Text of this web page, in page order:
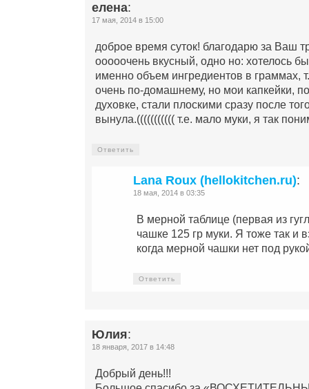
елена:
17 мая, 2014 в 15:00
доброе время суток! благодарю за Ваш
ооооочень вкусный, одно но: хотелось
именно объем ингредиентов в граммах,
очень по-домашнему, но мои капкейки,
духовке, стали плоскими сразу после
вынула.((((((((((( т.е. мало муки, я так
Ответить
Lana Roux (hellokitchen.ru):
18 мая, 2014 в 03:35
В мерной таблице (первая из
чашке 125 гр муки. Я тоже так и
когда мерной чашки нет под
Ответить
Юлия:
18 января, 2017 в 14:48
Добрый день!!!